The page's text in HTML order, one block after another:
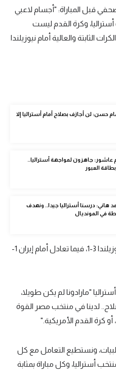
قبل المباراة: "أجسام لاعبي
وكرة القدم ليست
الثابتة والعالية أمام نيوزيلندا
حسن: لن أجازف بصلاح أمام أستراليا إلا
عاشور: جاهزون لمواجهة أستراليا..
العبور
هاني: درسنا أستراليا جيدا.. ونهدف
في المونديال
وحقق منتخب مصر الفوز أمام نيوزيلندا 3-1، فيما تعادل أمام إيران 1-
"مارادونا لم يكن طويلا،
لدينا في منتخب مصر القوة
أو كرة القدم الأمريكية."
ونستطيع التعامل مع كل
أستراليا، وكل مباراة بمثابة